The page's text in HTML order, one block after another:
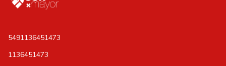
5491136451473
1136451473